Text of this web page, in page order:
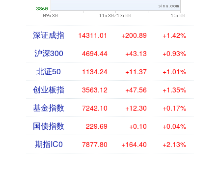
深证成指 14311.01 +200.89 +1.42%
沪深300 4694.44 +43.13 +0.93%
北证50 1134.24 +11.37 +1.01%
创业板指 3563.12 +47.56 +1.35%
基金指数 7242.10 +12.30 +0.17%
国债指数 229.69 +0.10 +0.04%
期指IC0 7877.80 +164.40 +2.13%